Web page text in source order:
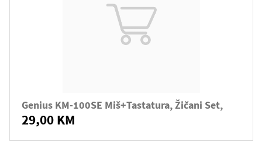
Genius KM-100SE Miš+tastatura, Žičani Set,
29,00 KM